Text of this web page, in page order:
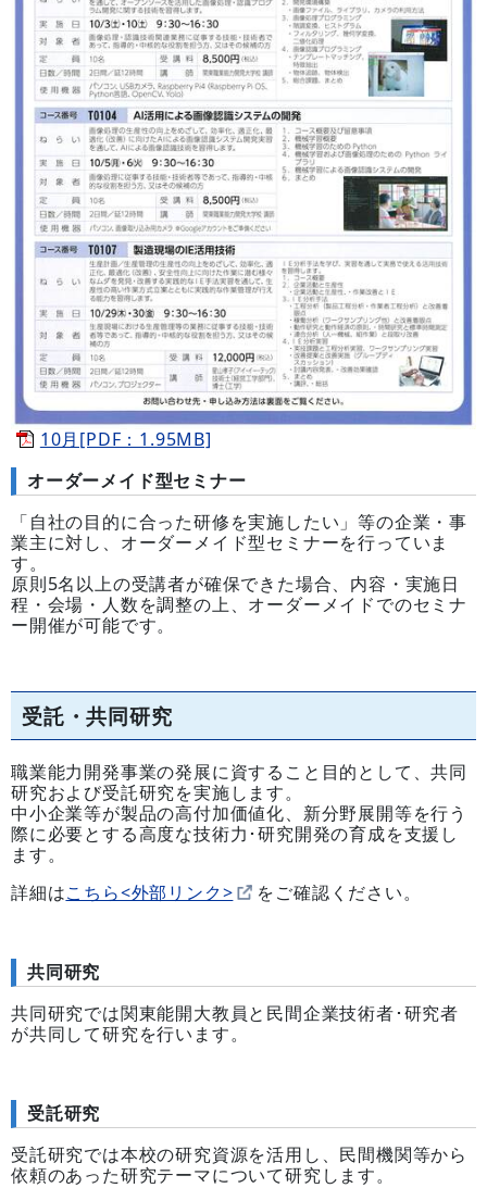
10月[PDF：1.95MB]
オーダーメイド型セミナー
「自社の目的に合った研修を実施したい」等の企業・事
業主に対し、オーダーメイド型セミナーを行っていま
す。
原則5名以上の受講者が確保できた場合、内容・実施日
程・会場・人数を調整の上、オーダーメイドでのセミナ
ー開催が可能です。
受託・共同研究
職業能力開発事業の発展に資すること目的として、共同
研究および受託研究を実施します。
中小企業等が製品の高付加価値化、新分野展開等を行う
際に必要とする高度な技術力･研究開発の育成を支援し
ます。
詳細はこちら<外部リンク> をご確認ください。
共同研究
共同研究では関東能開大教員と民間企業技術者･研究者
が共同して研究を行います。
受託研究
受託研究では本校の研究資源を活用し、民間機関等から
依頼のあった研究テーマについて研究します。